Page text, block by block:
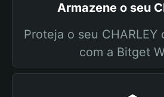
Armazene o seu
Proteja o seu CHARLEY
com a Bitget